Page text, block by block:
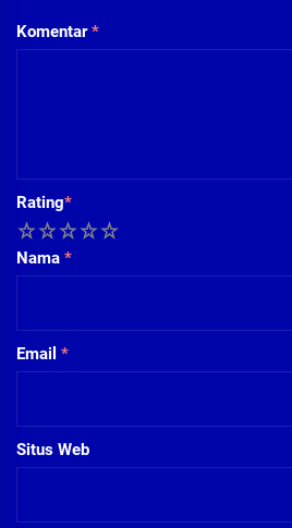
Komentar*
Rating*
5
4
3
2
Nama *
Email *
Situs Web